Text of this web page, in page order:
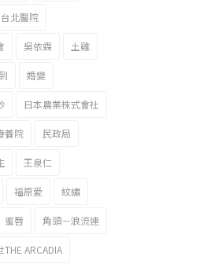
台北醫院
吳依霖 土雞
婚變
日本農業株式會社
養院 民政局
王泉仁
福原愛 紋繡
蜜唇 角頭－浪流連
THE ARCADIA